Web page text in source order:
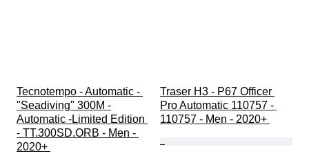
Tecnotempo - Automatic -
"Seadiving" 300M -
Automatic -Limited Edition
- TT.300SD.ORB - Men -
2020+
Traser H3 - P67 Officer
Pro Automatic 110757 -
110757 - Men - 2020+